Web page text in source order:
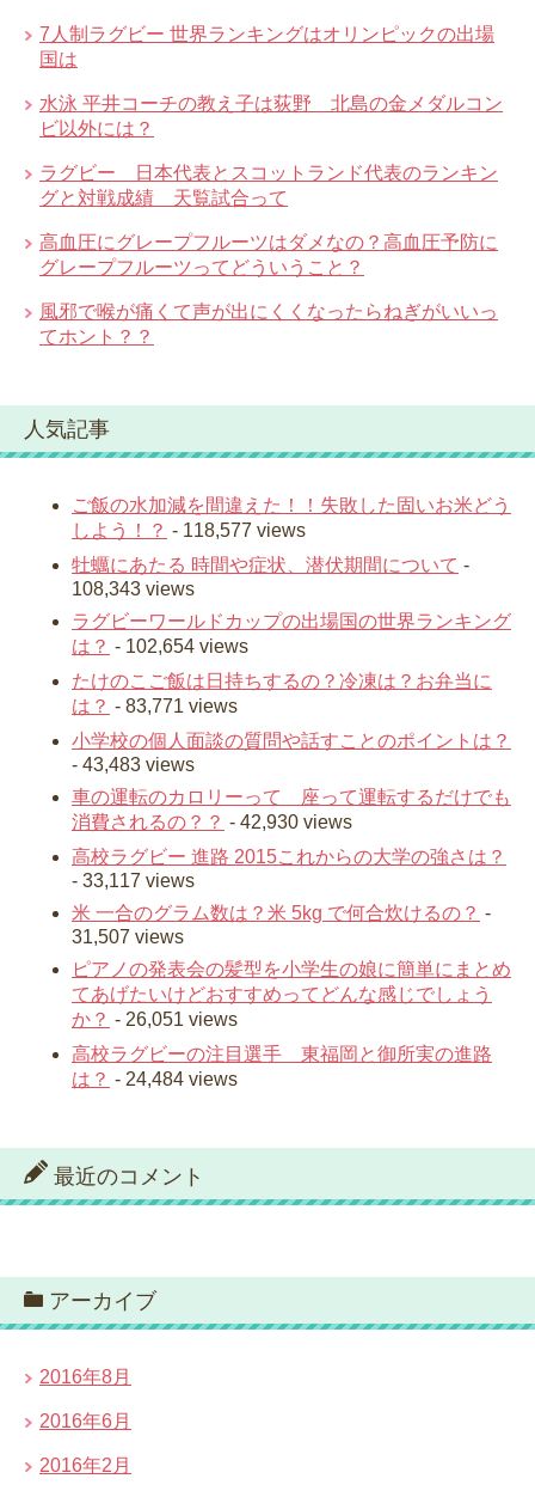
7人制ラグビー 世界ランキングはオリンピックの出場
国は
水泳 平井コーチの教え子は荻野 北島の金メダルコン
ビ以外には？
ラグビー 日本代表とスコットランド代表のランキン
グと対戦成績 天覧試合って
高血圧にグレープフルーツはダメなの？高血圧予防に
グレープフルーツってどういうこと？
風邪で喉が痛くて声が出にくくなったらねぎがいいっ
てホント？？
人気記事
ご飯の水加減を間違えた！！失敗した固いお米どう
しよう！？ - 118,577 views
牡蠣にあたる 時間や症状、潜伏期間について -
108,343 views
ラグビーワールドカップの出場国の世界ランキング
は？ - 102,654 views
たけのこご飯は日持ちするの？冷凍は？お弁当に
は？ - 83,771 views
小学校の個人面談の質問や話すことのポイントは？
- 43,483 views
車の運転のカロリーって 座って運転するだけでも
消費されるの？？ - 42,930 views
高校ラグビー 進路 2015これからの大学の強さは？
- 33,117 views
米 一合のグラム数は？米 5kg で何合炊けるの？ -
31,507 views
ピアノの発表会の髪型を小学生の娘に簡単にまとめ
てあげたいけどおすすめってどんな感じでしょう
か？ - 26,051 views
高校ラグビーの注目選手 東福岡と御所実の進路
は？ - 24,484 views
最近のコメント
アーカイブ
2016年8月
2016年6月
2016年2月